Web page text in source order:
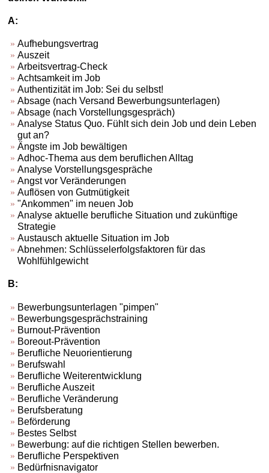
A:
Aufhebungsvertrag
Auszeit
Arbeitsvertrag-Check
Achtsamkeit im Job
Authentizität im Job: Sei du selbst!
Absage (nach Versand Bewerbungsunterlagen)
Absage (nach Vorstellungsgespräch)
Analyse Status Quo. Fühlt sich dein Job und dein Leben
gut an?
Ängste im Job bewältigen
Adhoc-Thema aus dem beruflichen Alltag
Analyse Vorstellungsgespräche
Angst vor Veränderungen
Auflösen von Gutmütigkeit
"Ankommen" im neuen Job
Analyse aktuelle berufliche Situation und zukünftige
Strategie
Austausch aktuelle Situation im Job
Abnehmen: Schlüsselerfolgsfaktoren für das
Wohlfühlgewicht
B:
Bewerbungsunterlagen "pimpen"
Bewerbungsgesprächstraining
Burnout-Prävention
Boreout-Prävention
Berufliche Neuorientierung
Berufswahl
Berufliche Weiterentwicklung
Berufliche Auszeit
Berufliche Veränderung
Berufsberatung
Beförderung
Bestes Selbst
Bewerbung: auf die richtigen Stellen bewerben.
Berufliche Perspektiven
Bedürfnisnavigator